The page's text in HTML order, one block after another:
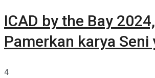
ICAD by the Bay 2024,
Pamerkan karya Seni
4